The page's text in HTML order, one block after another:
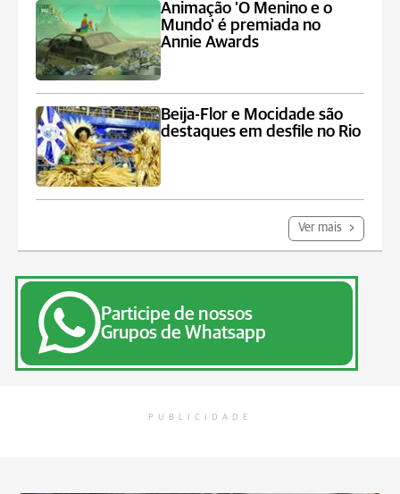
Animação 'O Menino e o
Mundo' é premiada no
Annie Awards
Beija-Flor e Mocidade são
destaques em desfile no Rio
Ver mais
Participe de nossos
Grupos de Whatsapp
PUBLICIDADE